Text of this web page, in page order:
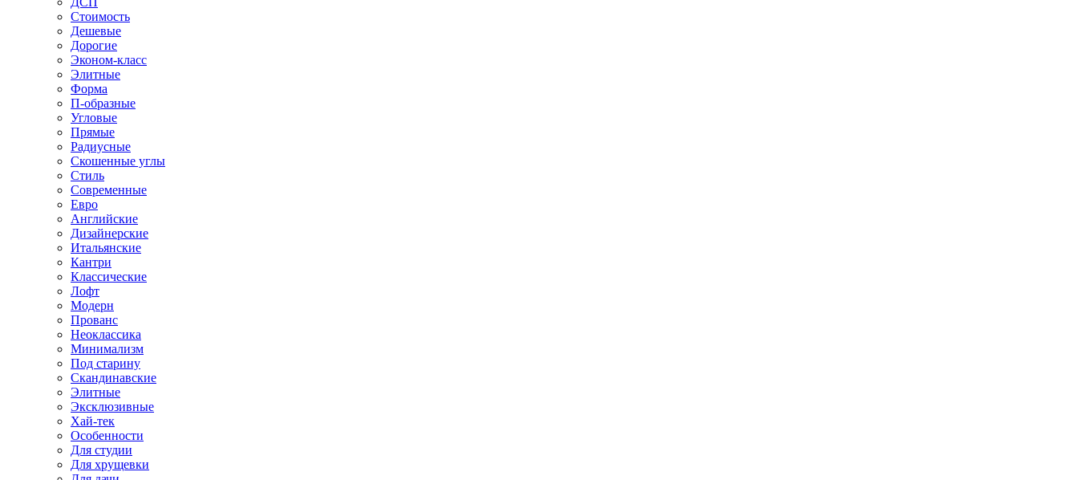
Стоимость
Дешевые
Дорогие
Эконом-класс
Элитные
Форма
П-образные
Угловые
Прямые
Радиусные
Скошенные углы
Стиль
Современные
Евро
Английские
Дизайнерские
Итальянские
Кантри
Классические
Лофт
Модерн
Прованс
Неоклассика
Минимализм
Под старину
Скандинавские
Элитные
Эксклюзивные
Хай-тек
Особенности
Для студии
Для хрущевки